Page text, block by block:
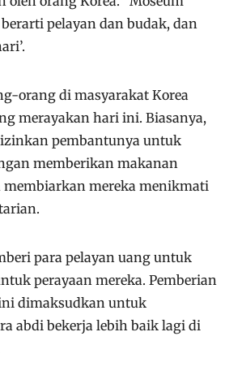
pelayan dan budak, dan
orang di masyarakat Korea
merayakan hari ini. Biasanya,
pembantunya untuk
memberikan makanan
membiarkan mereka menikmati
para pelayan uang untuk
perayaan mereka. Pemberian
dimaksudkan untuk
abdi bekerja lebih baik lagi di